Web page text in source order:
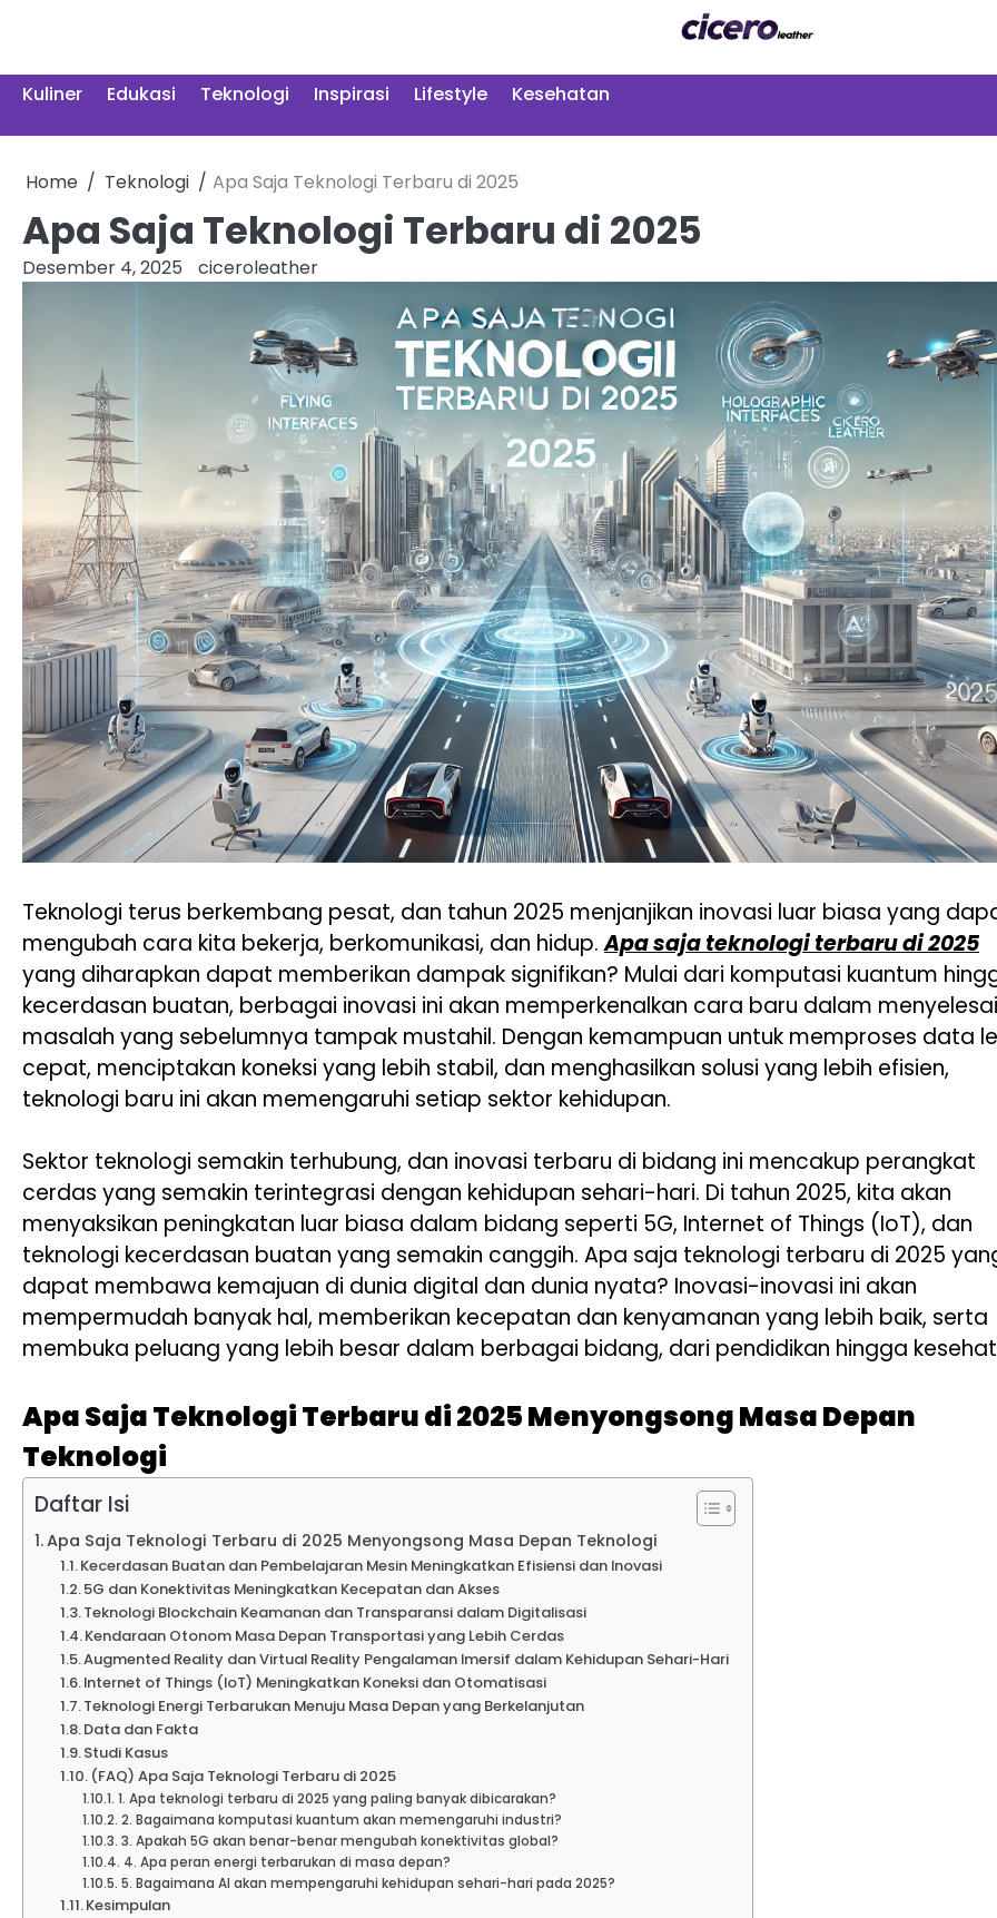
Kuliner
Edukasi Teknologi Inspirasi Lifestyle Kesehatan
Home Teknologi Apa Saja Teknologi Terbaru di 2025
Apa Saja Teknologi Terbaru di 2025
Desember 4, 2025 ciceroleather
Teknologi terus berkembang pesat, dan tahun 2025 menjanjikan inovasi luar biasa yang
mengubah cara kita bekerja, berkomunikasi, dan hidup.Apa saja teknologi terbaru di 2025
yang diharapkan dapat memberikan dampak signifikan? Mulai dari komputasi kuantum
kecerdasan buatan, berbagai inovasi ini akan memperkenalkan cara baru dalam
masalah yang sebelumnya tampak mustahil. Dengan kemampuan untuk memproses data
cepat, menciptakan koneksi yang lebih stabil, dan menghasilkan solusi yang lebih efisien,
teknologi baru ini akan memengaruhi setiap sektor kehidupan.
Sektor teknologi semakin terhubung, dan inovasi terbaru di bidang ini mencakup perangkat
cerdas yang semakin terintegrasi dengan kehidupan sehari-hari. Di tahun 2025, kita akan
menyaksikan peningkatan luar biasa dalam bidang seperti 5G, Internet of Things (IoT), dan
teknologi kecerdasan buatan yang semakin canggih. Apa saja teknologi terbaru di 2025
dapat membawa kemajuan di dunia digital dan dunia nyata? Inovasi-inovasi ini akan
mempermudah banyak hal, memberikan kecepatan dan kenyamanan yang lebih baik, serta
membuka peluang yang lebih besar dalam berbagai bidang, dari pendidikan hingga
Apa Saja Teknologi Terbaru di 2025 Menyongsong Masa Depan
Teknologi
Daftar Isi
Apa Saja Teknologi Terbaru di 2025 Menyongsong Masa Depan Teknologi
Kecerdasan Buatan dan Pembelajaran Mesin Meningkatkan Efisiensi dan Inovasi
5G dan Konektivitas Meningkatkan Kecepatan dan Akses
Teknologi Blockchain Keamanan dan Transparansi dalam Digitalisasi
Kendaraan Otonom Masa Depan Transportasi yang Lebih Cerdas
Augmented Reality dan Virtual Reality Pengalaman Imersif dalam Kehidupan Sehari-Hari
Internet of Things (IoT) Meningkatkan Koneksi dan Otomatisasi
Teknologi Energi Terbarukan Menuju Masa Depan yang Berkelanjutan
Data dan Fakta
Studi Kasus
(FAQ) Apa Saja Teknologi Terbaru di 2025
1. Apa teknologi terbaru di 2025 yang paling banyak dibicarakan?
2. Bagaimana komputasi kuantum akan memengaruhi industri?
3. Apakah 5G akan benar-benar mengubah konektivitas global?
4. Apa peran energi terbarukan di masa depan?
5. Bagaimana AI akan mempengaruhi kehidupan sehari-hari pada 2025?
Kesimpulan